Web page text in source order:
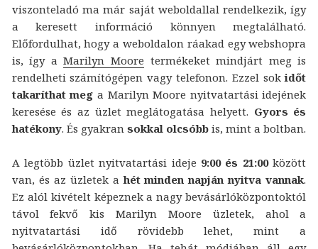
viszonteladó ma már saját weboldallal rendelkezik, így
a keresett információ könnyen megtalálható.
Előfordulhat, hogy a weboldalon ráakad egy webshopra
is, így aMarilyn Moore termékeket mindjárt meg is
rendelheti számítógépen vagy telefonon. Ezzel sokidőt
takaríthat meg a Marilyn Moore nyitvatartási idejének
keresése és az üzlet meglátogatása helyett. Gyors és
hatékony. És gyakran sokkal olcsóbbis, mint a boltban.
A legtöbb üzlet nyitvatartási ideje 9:00 és 21:00között
van, és az üzletek ahét minden napján nyitva vannak.
Ez alól kivételt képeznek a nagy bevásárlóközpontoktól
távol fekvő kis Marilyn Moore üzletek, ahol a
nyitvatartási idő rövidebb lehet, mint a